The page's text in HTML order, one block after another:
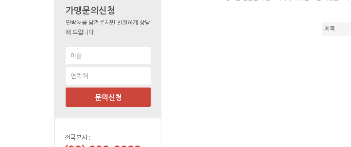
가맹문의신청
연락처를 남겨주시면 친절하게 상담
해 드립니다.
문의신청
전국본사 :